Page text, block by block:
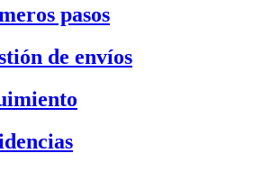
pasos
de envíos